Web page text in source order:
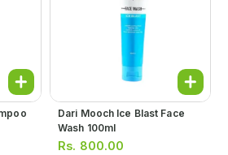
Dari Mooch Ice Blast Face
Wash 100ml
Rs. 800.00